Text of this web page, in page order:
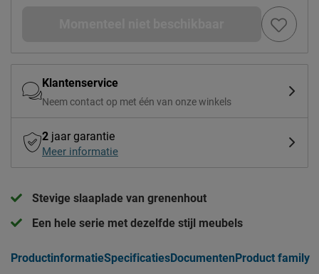
Klantenservice
Neem contact op met één van onze winkels
2 jaar garantie
Meer informatie
Stevige slaaplade van grenenhout
Een hele serie met dezelfde stijl meubels
ProductinformatieSpecificatiesDocumentenProduct family